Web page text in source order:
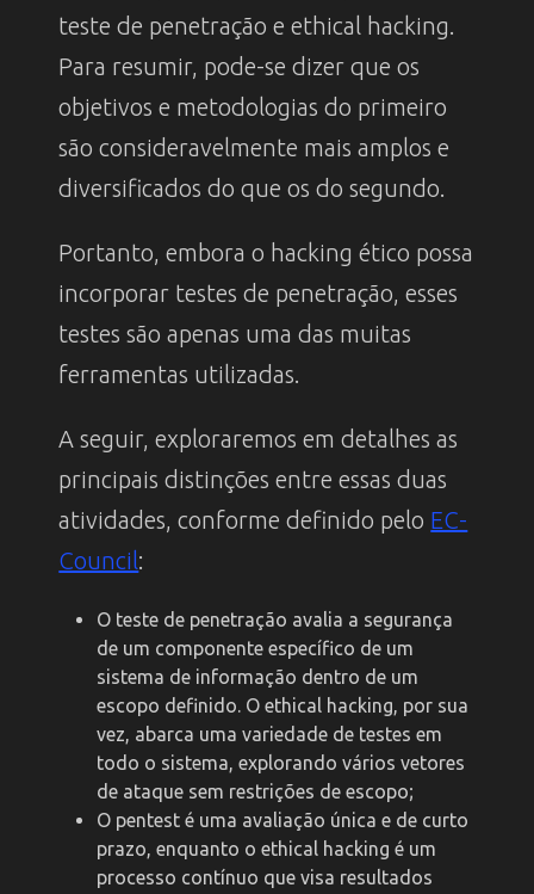
teste de penetração e ethical hacking.
Para resumir, pode-se dizer que os
objetivos e metodologias do primeiro
são consideravelmente mais amplos e
diversificados do que os do segundo.
Portanto, embora o hacking ético possa
incorporar testes de penetração, esses
testes são apenas uma das muitas
ferramentas utilizadas.
A seguir, exploraremos em detalhes as
principais distinções entre essas duas
atividades, conforme definido pelo EC-
Council:
O teste de penetração avalia a segurança
de um componente específico de um
sistema de informação dentro de um
escopo definido. O ethical hacking, por sua
vez, abarca uma variedade de testes em
todo o sistema, explorando vários vetores
de ataque sem restrições de escopo;
O pentest é uma avaliação única e de curto
prazo, enquanto o ethical hacking é um
processo contínuo que visa resultados